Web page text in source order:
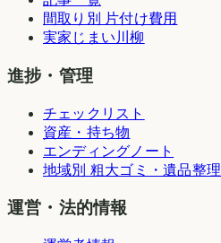
間取り別 片付け費用
実家じまい川柳
進捗・管理
チェックリスト
資産・持ち物
エンディングノート
地域別 粗大ゴミ・遺品整理
運営・法的情報